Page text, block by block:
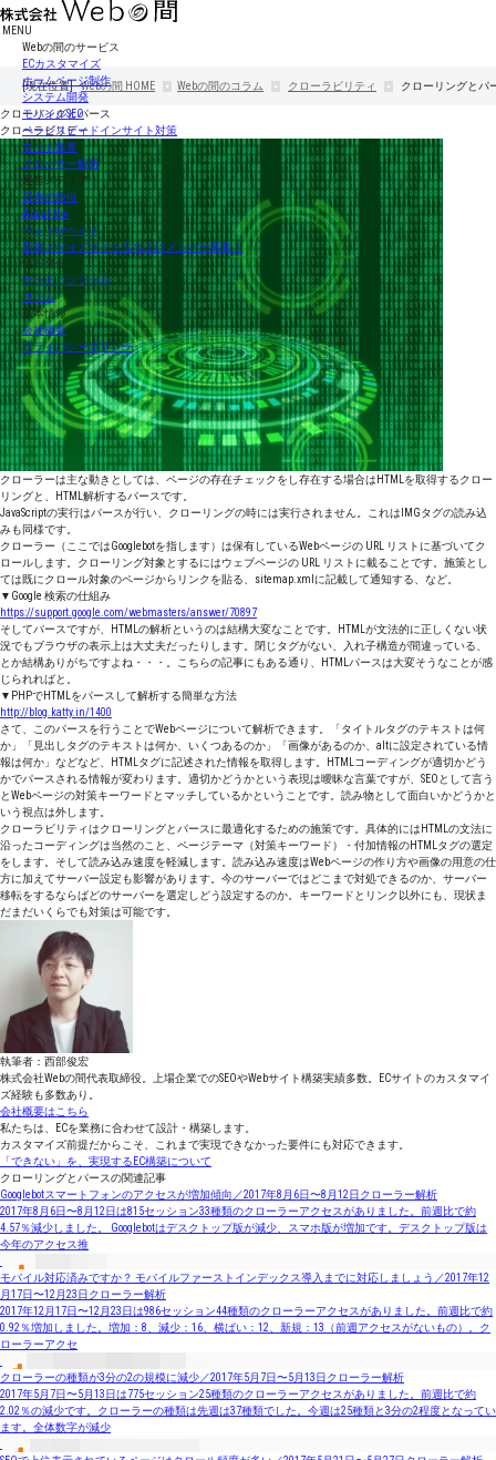
[現在位置] Webの間 HOME Webの間のコラム クローラビリティ クローリングとパ
クローリングとパース
クローラビリティ
クローラーは主な動きとしては、ページの存在チェックをし存在する場合はHTMLを取得するクロー
リングと、HTML解析するパースです。
JavaScriptの実行はパースが行い、クローリングの時には実行されません。これはIMGタグの読み込
みも同様です。
クローラー（ここではGooglebotを指します）は保有しているWebページの URL リストに基づいてク
ロールします。クローリング対象とするにはウェブページの URL リストに載ることです。施策とし
ては既にクロール対象のページからリンクを貼る、sitemap.xmlに記載して通知する、など。
▼Google 検索の仕組み
https://support.google.com/webmasters/answer/70897
そしてパースですが、HTMLの解析というのは結構大変なことです。HTMLが文法的に正しくない状
況でもブラウザの表示上は大丈夫だったりします。閉じタグがない、入れ子構造が間違っている、
とか結構ありがちですよね・・・。こちらの記事にもある通り、HTMLパースは大変そうなことが感
じられればと。
▼PHPでHTMLをパースして解析する簡単な方法
http://blog.katty.in/1400
さて、このパースを行うことでWebページについて解析できます。「タイトルタグのテキストは何
か」「見出しタグのテキストは何か、いくつあるのか」「画像があるのか、altに設定されている情
報は何か」などなど、HTMLタグに記述された情報を取得します。HTMLコーディングが適切かどう
かでパースされる情報が変わります。適切かどうかという表現は曖昧な言葉ですが、SEOとして言う
とWebページの対策キーワードとマッチしているかということです。読み物として面白いかどうかと
いう視点は外します。
クローラビリティはクローリングとパースに最適化するための施策です。具体的にはHTMLの文法に
沿ったコーディングは当然のこと、ページテーマ（対策キーワード）・付加情報のHTMLタグの選定
をします。そして読み込み速度を軽減します。読み込み速度はWebページの作り方や画像の用意の仕
方に加えてサーバー設定も影響があります。今のサーバーではどこまで対処できるのか、サーバー
移転をするならばどのサーバーを選定しどう設定するのか。キーワードとリンク以外にも、現状ま
だまだいくらでも対策は可能です。
執筆者：西部俊宏
株式会社Webの間代表取締役。上場企業でのSEOやWebサイト構築実績多数。ECサイトのカスタマイ
ズ経験も多数あり。
会社概要はこちら
私たちは、ECを業務に合わせて設計・構築します。
カスタマイズ前提だからこそ、これまで実現できなかった要件にも対応できます。
「できない」を、実現するEC構築について
クローリングとパースの関連記事
Googlebotスマートフォンのアクセスが増加傾向／2017年8月6日〜8月12日クローラー解析
2017年8月6日〜8月12日は815セッション33種類のクローラーアクセスがありました。前週比で約
4.57％減少しました。 Googlebotはデスクトップ版が減少、スマホ版が増加です。デスクトップ版は
今年のアクセス推
モバイル対応済みですか？ モバイルファーストインデックス導入までに対応しましょう／2017年12
月17日〜12月23日クローラー解析
2017年12月17日〜12月23日は986セッション44種類のクローラーアクセスがありました。前週比で約
0.92％増加しました。増加：8、減少：16、横ばい：12、新規：13（前週アクセスがないもの）。ク
ローラーアクセ
クローラーの種類が3分の2の規模に減少／2017年5月7日〜5月13日クローラー解析
2017年5月7日〜5月13日は775セッション25種類のクローラーアクセスがありました。前週比で約
2.02％の減少です。クローラーの種類は先週は37種類でした。今週は25種類と3分の2程度となってい
ます。全体数字が減少
MENU
Webの間のサービス
ECカスタマイズ
ホームページ制作
システム開発
モバイルSEO
ページスピードインサイト対策
ネット集客
クローラー解析
運営メディア
日本の旅侍
About Moi
ペットdeペット
新規メディアサイト立ち上げメンバー募集！
情報発信
サーチコンソール
コラム
基本情報
会社概要
プライバシーポリシー